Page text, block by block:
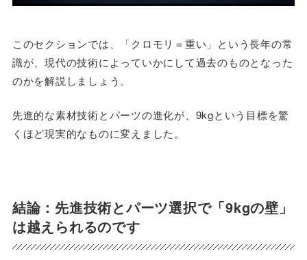
このセクションでは、「クロモリ＝重い」という長年の常
識が、現代の技術によっていかにして過去のものとなった
のかを解説しましょう。
先進的な素材技術とパーツの進化が、9kgという目標を驚
くほど現実的なものに変えました。
結論：先進技術とパーツ選択で「9kgの壁」
は越えられるのです